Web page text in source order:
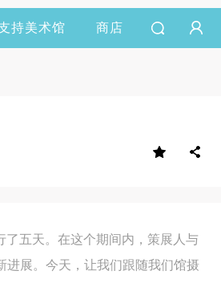
持美术馆 商店
五天。在这个期间内，策展人与
进展。今天，让我们跟随我们馆摄